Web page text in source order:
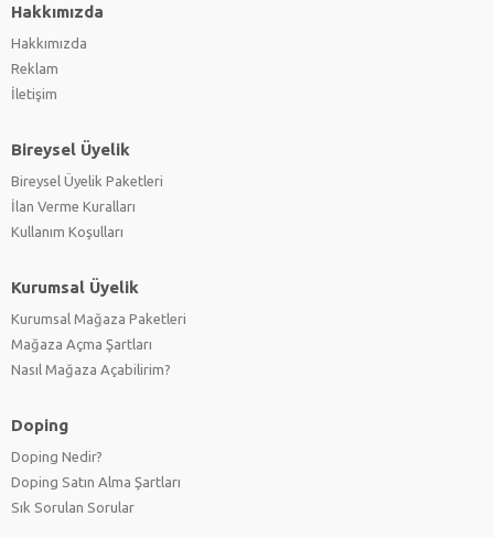
Hakkımızda
Hakkımızda
Reklam
İletişim
Bireysel Üyelik
Bireysel Üyelik Paketleri
İlan Verme Kuralları
Kullanım Koşulları
Kurumsal Üyelik
Kurumsal Mağaza Paketleri
Mağaza Açma Şartları
Nasıl Mağaza Açabilirim?
Doping
Doping Nedir?
Doping Satın Alma Şartları
Sık Sorulan Sorular